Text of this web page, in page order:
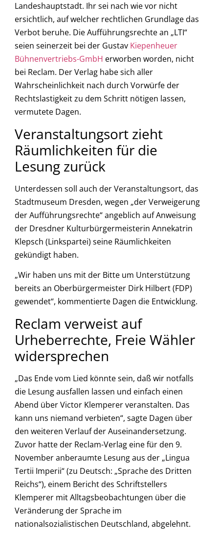
Landeshauptstadt. Ihr sei nach wie vor nicht
ersichtlich, auf welcher rechtlichen Grundlage das
Verbot beruhe. Die Aufführungsrechte an „LTI“
seien seinerzeit bei der Gustav Kiepenheuer
Bühnenvertriebs-GmbH erworben worden, nicht
bei Reclam. Der Verlag habe sich aller
Wahrscheinlichkeit nach durch Vorwürfe der
Rechtslastigkeit zu dem Schritt nötigen lassen,
vermutete Dagen.
Veranstaltungsort zieht
Räumlichkeiten für die
Lesung zurück
Unterdessen soll auch der Veranstaltungsort, das
Stadtmuseum Dresden, wegen „der Verweigerung
der Aufführungsrechte“ angeblich auf Anweisung
der Dresdner Kulturbürgermeisterin Annekatrin
Klepsch (Linkspartei) seine Räumlichkeiten
gekündigt haben.
„Wir haben uns mit der Bitte um Unterstützung
bereits an Oberbürgermeister Dirk Hilbert (FDP)
gewendet“, kommentierte Dagen die Entwicklung.
Reclam verweist auf
Urheberrechte, Freie Wähler
widersprechen
„Das Ende vom Lied könnte sein, daß wir notfalls
die Lesung ausfallen lassen und einfach einen
Abend über Victor Klemperer veranstalten. Das
kann uns niemand verbieten“, sagte Dagen über
den weiteren Verlauf der Auseinandersetzung.
Zuvor hatte der Reclam-Verlag eine für den 9.
November anberaumte Lesung aus der „Lingua
Tertii Imperii“ (zu Deutsch: „Sprache des Dritten
Reichs“), einem Bericht des Schriftstellers
Klemperer mit Alltagsbeobachtungen über die
Veränderung der Sprache im
nationalsozialistischen Deutschland, abgelehnt.